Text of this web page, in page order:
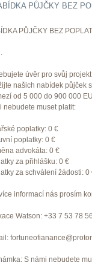
PŮJČKY BEZ
PŮJČKY BEZ
úvěr pro svůj
našich nabídek půjček
od 5 000 do 900 000
nebudete muset platit:
poplatky: 0 €
poplatky: 0 €
advokáta: 0 €
za přihlášku: 0 €
za schválení žádosti: 0
informací nás prosím
Watson: +33 7 53 78
S námi nebudete